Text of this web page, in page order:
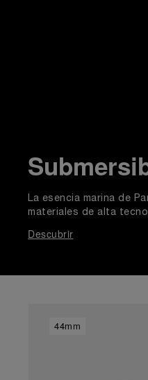
La esencia marina de
materiales de alta
Descubrir
44mm